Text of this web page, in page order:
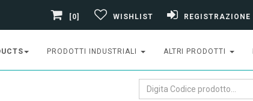
[0] WISHLIST REGISTRAZIONE
PRODOTTI INDUSTRIALI ALTRI PRODOTTI